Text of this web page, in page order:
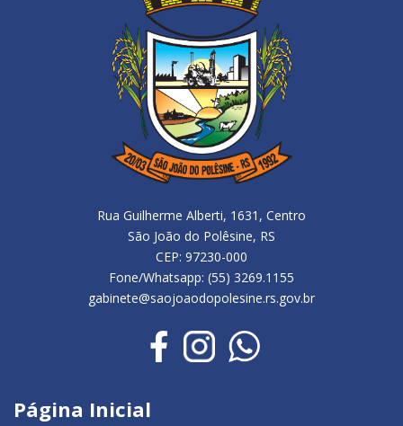
Rua Guilherme Alberti, 1631, Centro
São João do Polêsine, RS
CEP: 97230-000
Fone/Whatsapp: (55) 3269.1155
gabinete@saojoaodopolesine.rs.gov.br
Página Inicial